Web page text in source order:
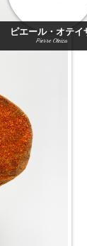
ピエール・オテイ
Pierre Oteiza